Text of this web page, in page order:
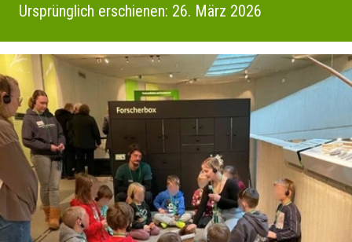
Ursprünglich erschienen: 26. März 2026